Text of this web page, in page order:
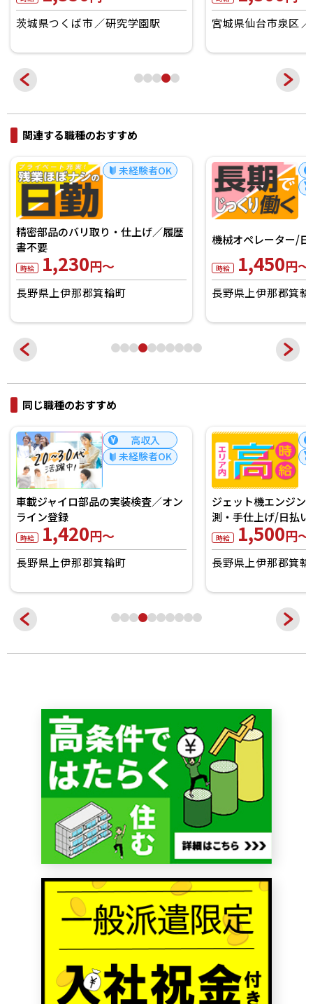
茨城県つくば市 研究学園駅 宮城県仙台市泉区
関連する職種のおすすめ
未経験者OK
精密部品のバリ取り・仕上げ／履歴
書不要
時給 1,230円～
長野県上伊那郡箕輪町
機械オペレーター/
時給 1,450円～
長野県上伊那郡箕
同じ職種のおすすめ
高収入
未経験者OK
車載ジャイロ部品の実装検査／オン
ライン登録
時給 1,420円～
長野県上伊那郡箕輪町
ジェット機エンジン
測・手仕上げ/日払い
時給 1,500円～
長野県上伊那郡箕